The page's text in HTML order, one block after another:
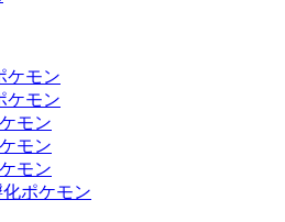
ケモン
ケモン
モン
モン
モン
ポケモン